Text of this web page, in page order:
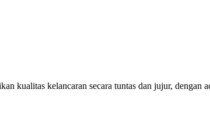
kualitas kelancaran secara tuntas dan jujur, dengan